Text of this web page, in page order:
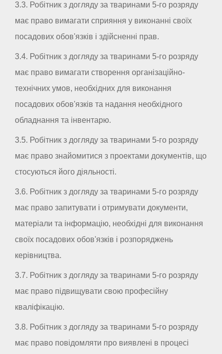
3.3. Робітник з догляду за тваринами 5-го розряду
має право вимагати сприяння у виконанні своїх
посадових обов'язків і здійсненні прав.
3.4. Робітник з догляду за тваринами 5-го розряду
має право вимагати створення організаційно-
технічних умов, необхідних для виконання
посадових обов'язків та надання необхідного
обладнання та інвентарю.
3.5. Робітник з догляду за тваринами 5-го розряду
має право знайомитися з проектами документів, що
стосуються його діяльності.
3.6. Робітник з догляду за тваринами 5-го розряду
має право запитувати і отримувати документи,
матеріали та інформацію, необхідні для виконання
своїх посадових обов'язків і розпоряджень
керівництва.
3.7. Робітник з догляду за тваринами 5-го розряду
має право підвищувати свою професійну
кваліфікацію.
3.8. Робітник з догляду за тваринами 5-го розряду
має право повідомляти про виявлені в процесі